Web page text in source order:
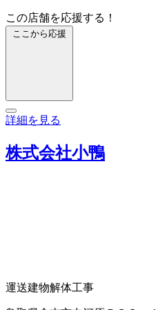
この店舗を応援する！
ここから応援
詳細を見る
株式会社小鴨
運送建物解体工事